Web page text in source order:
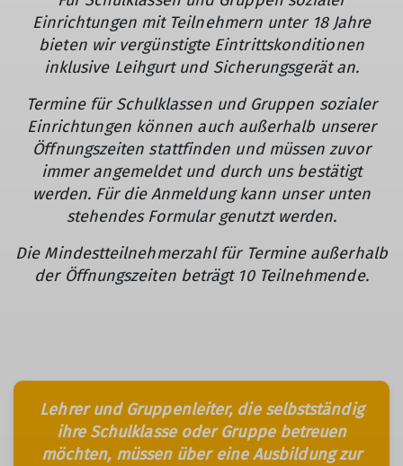
Einrichtungen mit Teilnehmern unter 18 Jahre
bieten wir vergünstigte Eintrittskonditionen
inklusive Leihgurt und Sicherungsgerät an.
Termine für Schulklassen und Gruppen sozialer
Einrichtungen können auch außerhalb unserer
Öffnungszeiten stattfinden und müssen zuvor
immer angemeldet und durch uns bestätigt
werden. Für die Anmeldung kann unser unten
stehendes Formular genutzt werden.
Die Mindestteilnehmerzahl für Termine außerhalb
der Öffnungszeiten beträgt 10 Teilnehmende.
Lehrer und Gruppenleiter, die selbstständig
ihre Schulklasse oder Gruppe betreuen
möchten, müssen über eine Ausbildung zur